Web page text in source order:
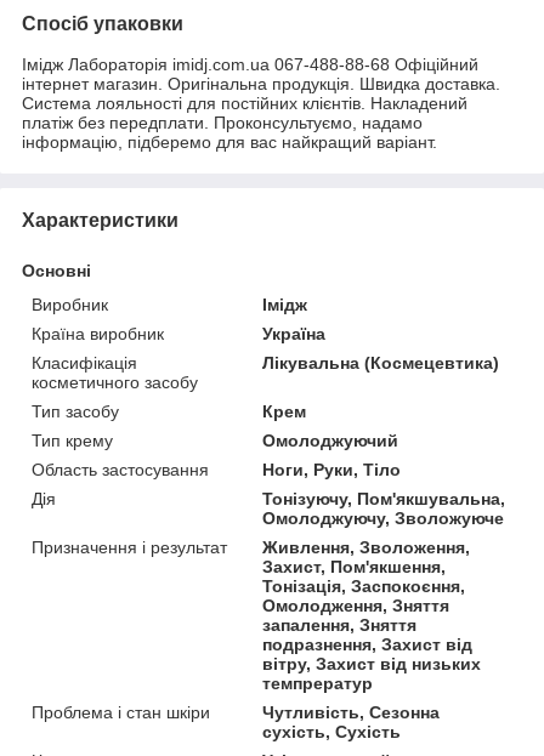
Спосіб упаковки
Імідж Лабораторія imidj.com.ua 067-488-88-68 Офіційний
інтернет магазин. Оригінальна продукція. Швидка доставка.
Система лояльності для постійних клієнтів. Накладений
платіж без передплати. Проконсультуємо, надамо
інформацію, підберемо для вас найкращий варіант.
Характеристики
Основні
Виробник
Імідж
Країна виробник
Україна
Класифікація
косметичного засобу
Лікувальна (Космецевтика)
Тип засобу
Крем
Тип крему
Омолоджуючий
Область застосування
Ноги, Руки, Тіло
Дія
Тонізуючу, Пом'якшувальна,
Омолоджуючу, Зволожуюче
Призначення і результат
Живлення, Зволоження,
Захист, Пом'якшення,
Тонізація, Заспокоєння,
Омолодження, Зняття
запалення, Зняття
подразнення, Захист від
вітру, Захист від низьких
темпрератур
Проблема і стан шкіри
Чутливість, Сезонна
сухість, Сухість